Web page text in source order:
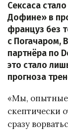
Сексаса
Дофине» в
француз без
с Погачаром,
партнёра по
это стало
прогноза
«Мы, опытные
скептически
сразу